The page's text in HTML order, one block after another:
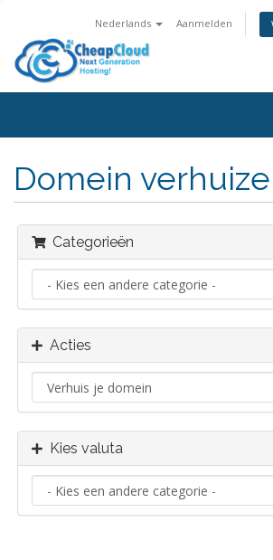
Nederlands Aanmelden
Domein
Categorieën
Acties
Kies valuta